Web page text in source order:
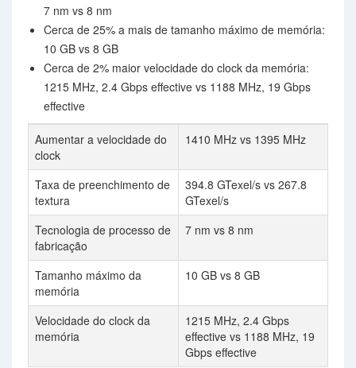
7 nm vs 8 nm
Cerca de 25% a mais de tamanho máximo de memória:
10 GB vs 8 GB
Cerca de 2% maior velocidade do clock da memória:
1215 MHz, 2.4 Gbps effective vs 1188 MHz, 19 Gbps
effective
Aumentar a velocidade do
clock
1410 MHz vs 1395 MHz
Taxa de preenchimento de
textura
394.8 GTexel/s vs 267.8
GTexel/s
Tecnologia de processo de
fabricação
7 nm vs 8 nm
Tamanho máximo da
memória
10 GB vs 8 GB
Velocidade do clock da
memória
1215 MHz, 2.4 Gbps
effective vs 1188 MHz, 19
Gbps effective